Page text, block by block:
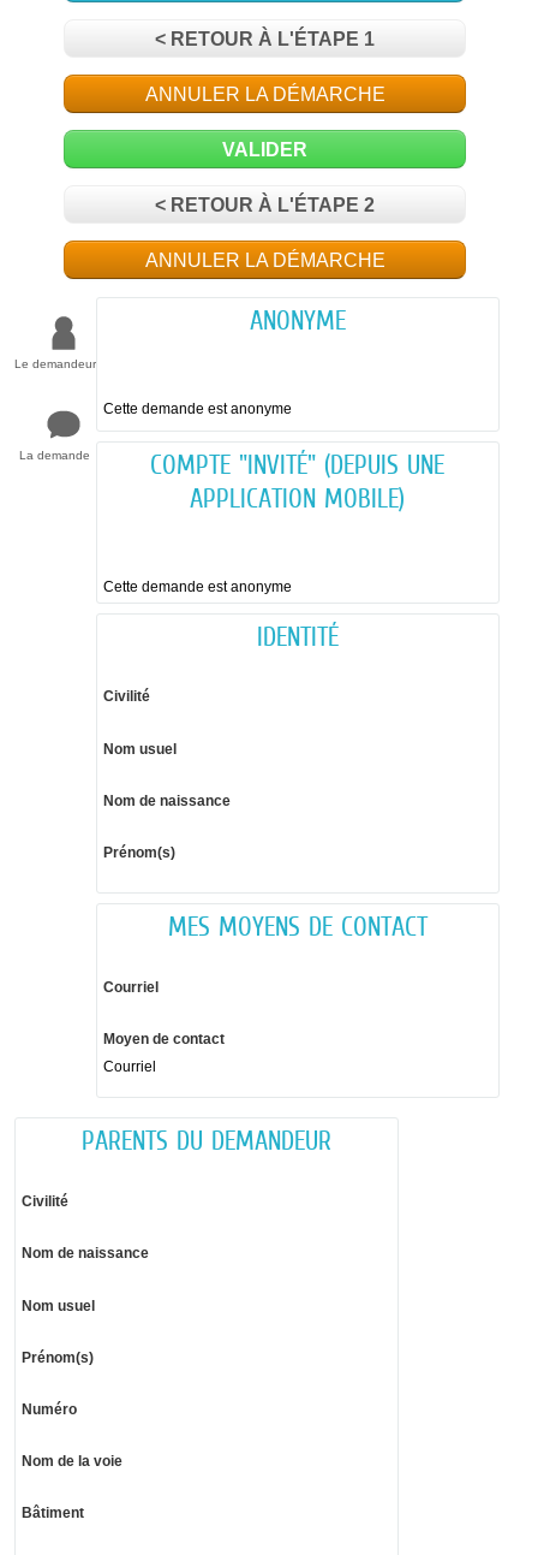
< RETOUR À L'ÉTAPE 1
ANNULER LA DÉMARCHE
VALIDER
< RETOUR À L'ÉTAPE 2
ANNULER LA DÉMARCHE
Le demandeur
La demande
ANONYME
Cette demande est anonyme
COMPTE "INVITÉ" (DEPUIS UNE
APPLICATION MOBILE)
Cette demande est anonyme
IDENTITÉ
Civilité
Nom usuel
Nom de naissance
Prénom(s)
MES MOYENS DE CONTACT
Courriel
Moyen de contact
Courriel
PARENTS DU DEMANDEUR
Civilité
Nom de naissance
Nom usuel
Prénom(s)
Numéro
Nom de la voie
Bâtiment